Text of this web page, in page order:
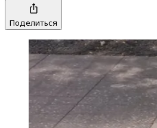
Поделиться